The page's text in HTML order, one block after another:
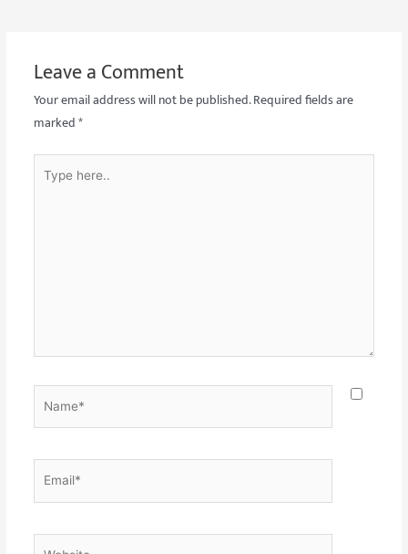
Leave a Comment
Your email address will not be published.Required fields are
marked*
here..